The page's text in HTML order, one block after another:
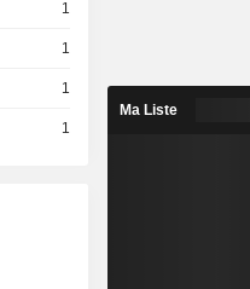
1
1
1
1
Ma Liste